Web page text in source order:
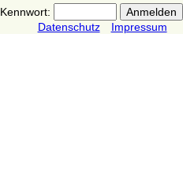
Kennwort:
Datenschutz
Impressum